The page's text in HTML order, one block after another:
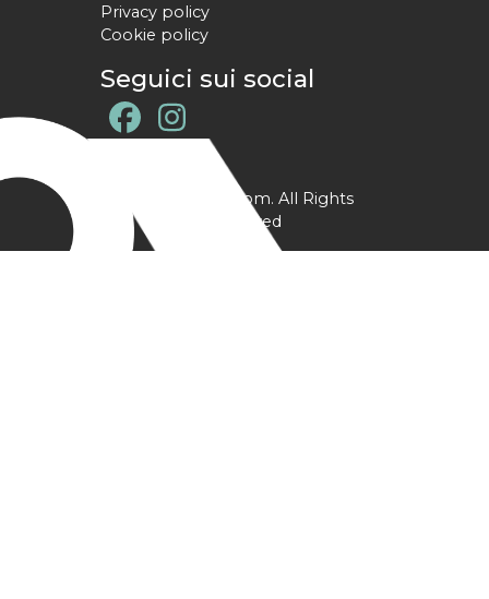
Privacy policy
Cookie policy
Seguici sui social
@ YPtrainer.com. All Rights
Reserved